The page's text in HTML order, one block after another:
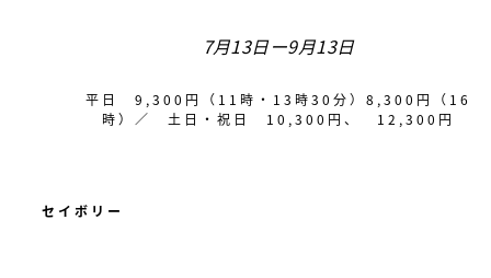
7月13日ー9月13日
平日 9,300円（11時・13時30分）8,300円（16
時）／ 土日・祝日 10,300円、 12,300円
セイボリー